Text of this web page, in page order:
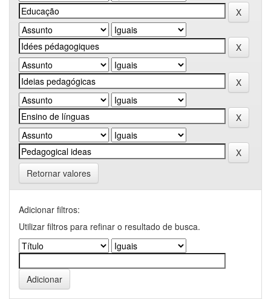
Retornar valores
Adicionar filtros:
Utilizar filtros para refinar o resultado de busca.